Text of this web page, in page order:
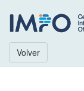
Volver